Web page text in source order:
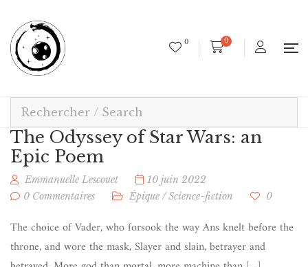
0 0
The Odyssey of Star Wars: an
Epic Poem
Emmanuelle Lescouet
10 juin 2022
0 Commentaires
Épique /Science-fiction 0
The choice of Vader, who forsook the way Ans knelt before the
throne, and wore the mask, Slayer and slain, betrayer and